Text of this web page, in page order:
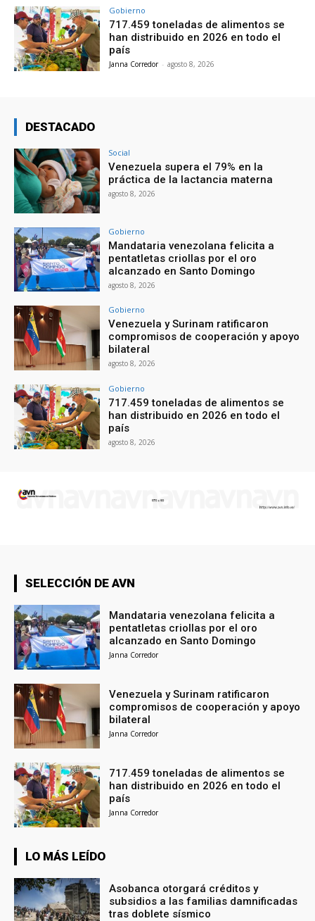
Gobierno
717.459 toneladas de alimentos se
han distribuido en 2026 en todo el
país
Janna Corredor - agosto 8, 2026
DESTACADO
Social
Venezuela supera el 79% en la
práctica de la lactancia materna
agosto 8, 2026
Gobierno
Mandataria venezolana felicita a
pentatletas criollas por el oro
alcanzado en Santo Domingo
agosto 8, 2026
Gobierno
Venezuela y Surinam ratificaron
compromisos de cooperación y apoyo
bilateral
agosto 8, 2026
Gobierno
717.459 toneladas de alimentos se
han distribuido en 2026 en todo el
país
agosto 8, 2026
SELECCIÓN DE AVN
Mandataria venezolana felicita a
pentatletas criollas por el oro
alcanzado en Santo Domingo
Janna Corredor
Venezuela y Surinam ratificaron
compromisos de cooperación y apoyo
bilateral
Janna Corredor
717.459 toneladas de alimentos se
han distribuido en 2026 en todo el
país
Janna Corredor
LO MÁS LEÍDO
Asobanca otorgará créditos y
subsidios a las familias damnificadas
tras doblete sísmico